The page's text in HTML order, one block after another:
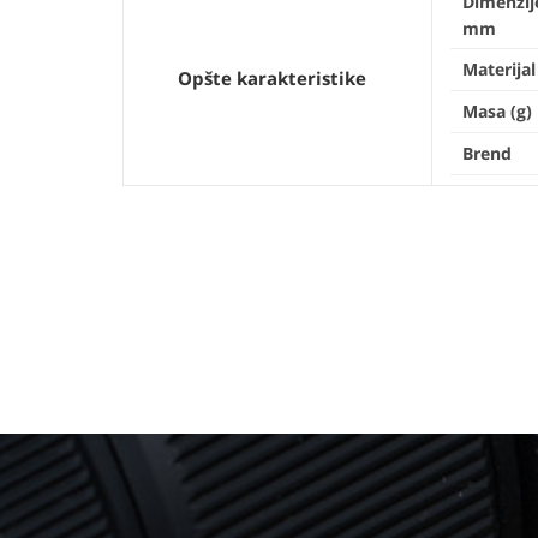
Opšte karakteristike
mm
Masa (g)
Brend